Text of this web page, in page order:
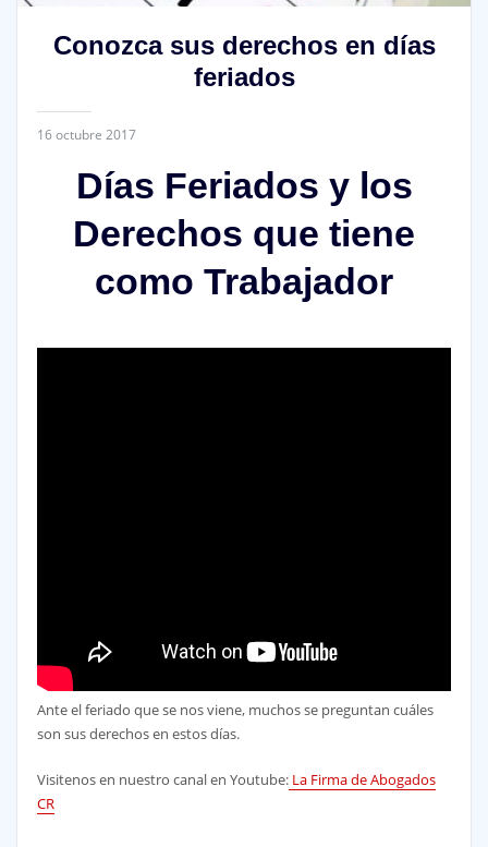
Conozca sus derechos en días
feriados
16 octubre 2017
Días Feriados y los
Derechos que tiene
como Trabajador
Ante el feriado que se nos viene, muchos se preguntan cuáles
son sus derechos en estos días.
Visitenos en nuestro canal en Youtube:La Firma de Abogados
CR